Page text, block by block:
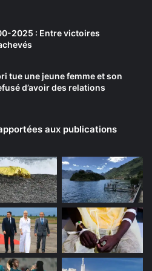
2025 : Entre victoires
tue une jeune femme et son
d’avoir des relations
aux publications